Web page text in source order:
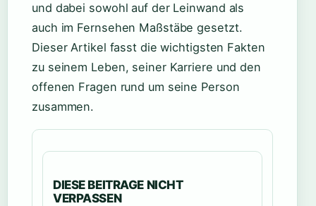
und dabei sowohl auf der Leinwand als
auch im Fernsehen Maßstäbe gesetzt.
Dieser Artikel fasst die wichtigsten Fakten
zu seinem Leben, seiner Karriere und den
offenen Fragen rund um seine Person
zusammen.
DIESE BEITRAGE NICHT
VERPASSEN